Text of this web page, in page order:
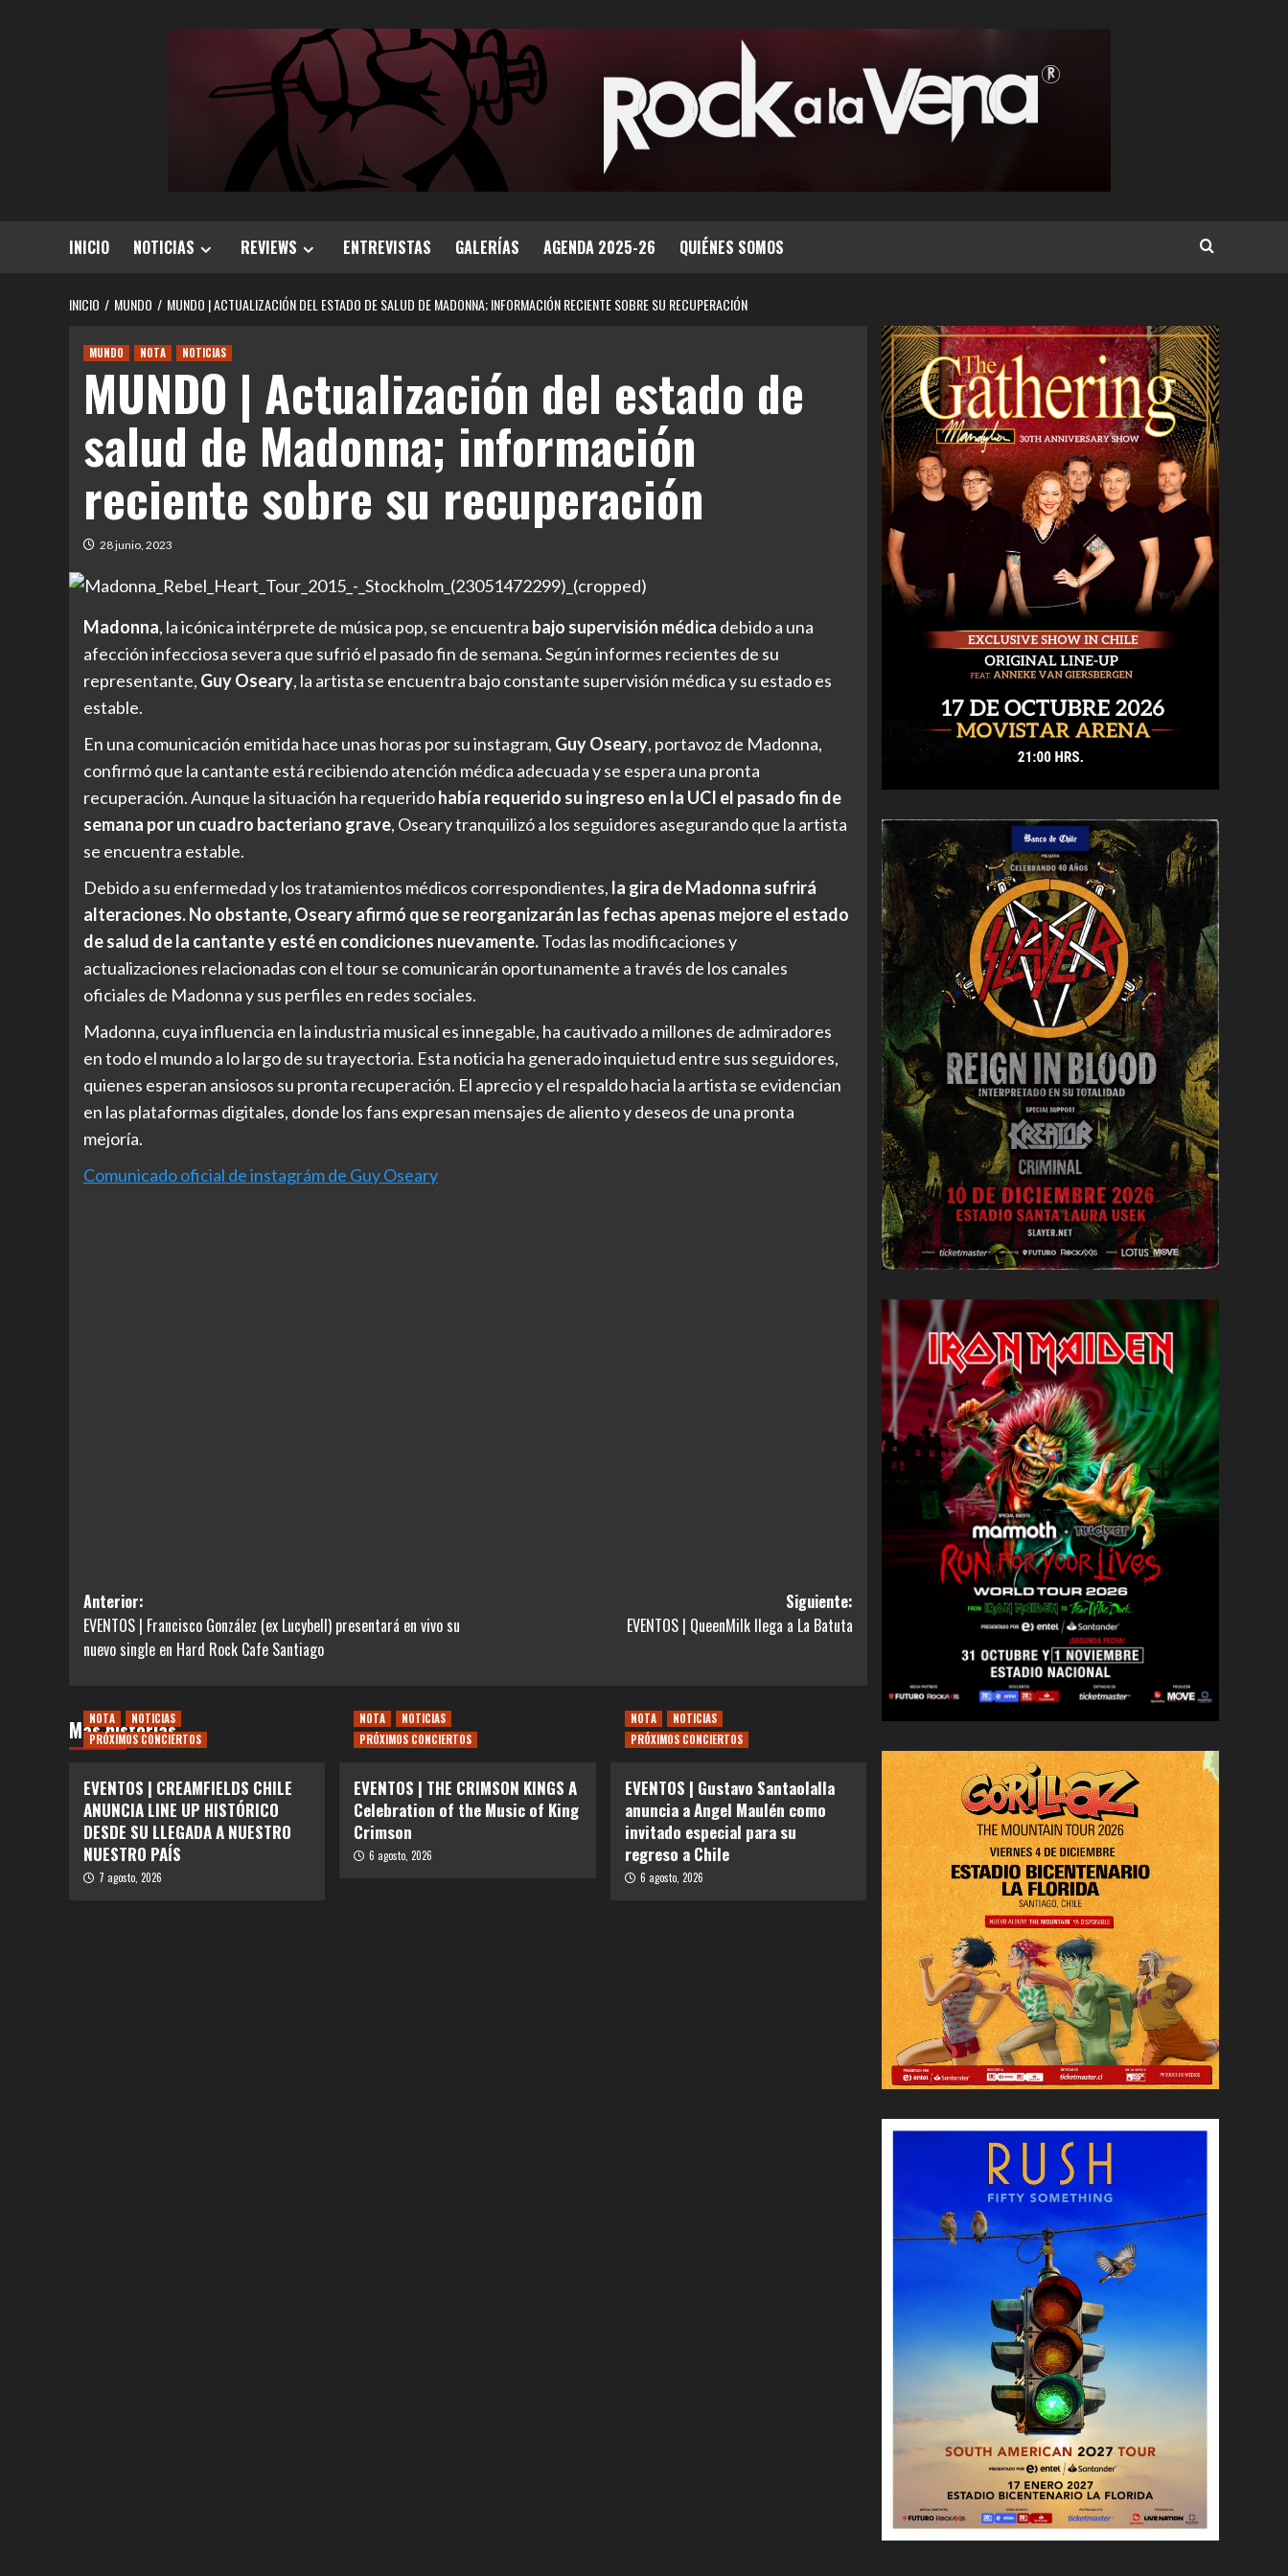
INICIO NOTICIAS REVIEWS ENTREVISTAS GALERÍAS AGENDA 2025-26 QUIÉNES SOMOS
INICIO MUNDO MUNDO | ACTUALIZACIÓN DEL ESTADO DE SALUD DE MADONNA; INFORMACIÓN RECIENTE SOBRE SU RECUPERACIÓN
MUNDO NOTA NOTICIAS
MUNDO | Actualización del estado de
salud de Madonna; información
reciente sobre su recuperación
28 junio, 2023
Madonna, la icónica intérprete de música pop, se encuentra bajo supervisión médica debido a una
afección infecciosa severa que sufrió el pasado fin de semana. Según informes recientes de su
representante, Guy Oseary, la artista se encuentra bajo constante supervisión médica y su estado es
estable.
En una comunicación emitida hace unas horas por su instagram, Guy Oseary, portavoz de Madonna,
confirmó que la cantante está recibiendo atención médica adecuada y se espera una pronta
recuperación. Aunque la situación ha requeridohabía requerido su ingreso en la UCI el pasado fin de
semana por un cuadro bacteriano grave, Oseary tranquilizó a los seguidores asegurando que la artista
se encuentra estable.
Debido a su enfermedad y los tratamientos médicos correspondientes, la gira de Madonna sufrirá
alteraciones. No obstante, Oseary afirmó que se reorganizarán las fechas apenas mejore el estado
de salud de la cantante y esté en condiciones nuevamente.Todas las modificaciones y
actualizaciones relacionadas con el tour se comunicarán oportunamente a través de los canales
oficiales de Madonna y sus perfiles en redes sociales.
Madonna, cuya influencia en la industria musical es innegable, ha cautivado a millones de admiradores
en todo el mundo a lo largo de su trayectoria. Esta noticia ha generado inquietud entre sus seguidores,
quienes esperan ansiosos su pronta recuperación. El aprecio y el respaldo hacia la artista se evidencian
en las plataformas digitales, donde los fans expresan mensajes de aliento y deseos de una pronta
mejoría.
Comunicado oficial de instagrám de Guy Oseary
Navegación
de
entradas
Anterior:
EVENTOS | Francisco González (ex Lucybell) presentará en vivo su
nuevo single en Hard Rock Cafe Santiago
Siguiente:
EVENTOS | QueenMilk llega a La Batuta
Más historias
NOTA
NOTICIAS
PRÓXIMOS CONCIERTOS
EVENTOS | CREAMFIELDS CHILE
ANUNCIA LINE UP HISTÓRICO
DESDE SU LLEGADA A NUESTRO
NUESTRO PAÍS
7 agosto, 2026
NOTA
NOTICIAS
PRÓXIMOS CONCIERTOS
EVENTOS | THE CRIMSON KINGS A
Celebration of the Music of King
Crimson
6 agosto, 2026
NOTA
NOTICIAS
PRÓXIMOS CONCIERTOS
EVENTOS | Gustavo Santaolalla
anuncia a Angel Maulén como
invitado especial para su
regreso a Chile
6 agosto, 2026